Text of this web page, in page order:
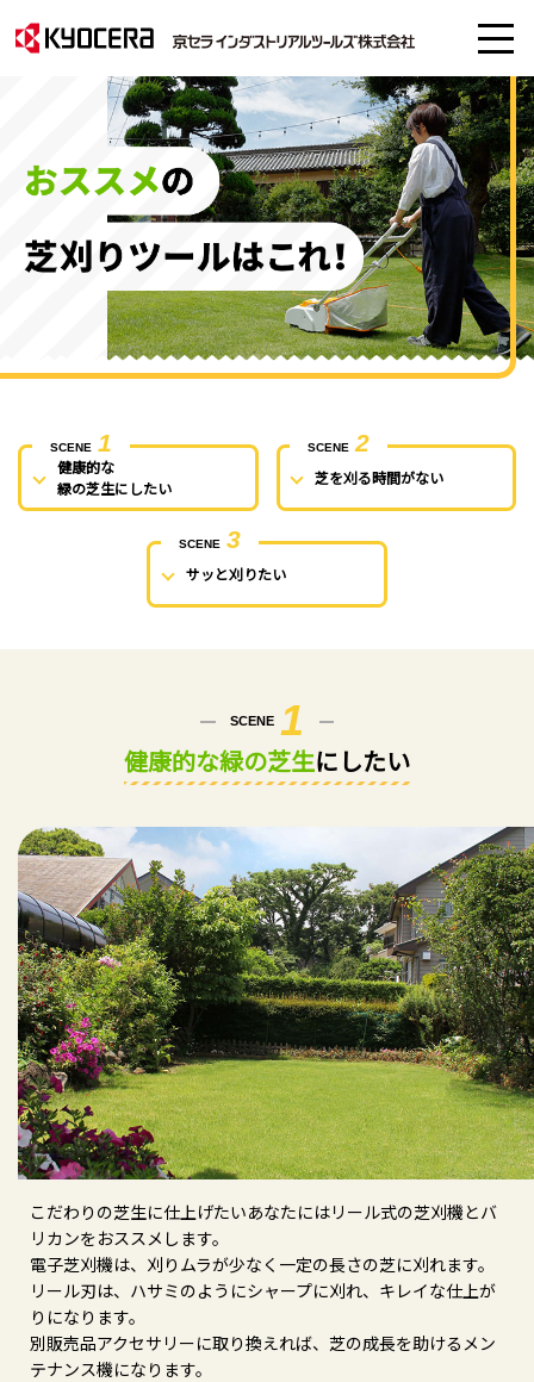
SCENE 1
健康的な
緑の芝生にしたい
SCENE 2
芝を刈る時間がない
SCENE 3
サッと刈りたい
SCENE 1
健康的な緑の芝生にしたい
こだわりの芝生に仕上げたいあなたにはリール式の芝刈機とバ
リカンをおススメします。
電子芝刈機は、刈りムラが少なく一定の長さの芝に刈れます。
リール刃は、ハサミのようにシャープに刈れ、キレイな仕上が
りになります。
別販売品アクセサリーに取り換えれば、芝の成長を助けるメン
テナンス機になります。